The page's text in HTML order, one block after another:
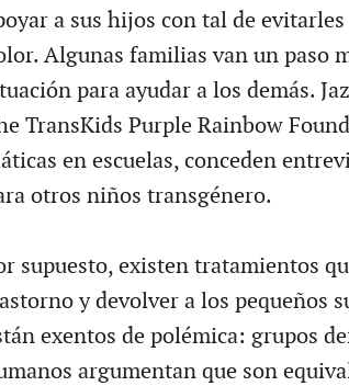
a sus hijos con tal de
Algunas familias van un paso
para ayudar a los demás.
TransKids Purple Rainbow
en escuelas, conceden
otros niños transgénero.
supuesto, existen tratamientos
y devolver a los pequeños
exentos de polémica: grupos
argumentan que son